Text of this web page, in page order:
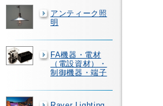
アンティーク照
明
FA機器・電材
（電設資材）・
制御機器・端子